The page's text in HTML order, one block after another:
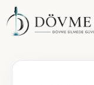
Menü